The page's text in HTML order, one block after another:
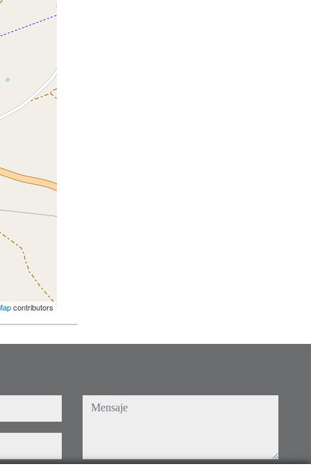
contributors
mensaje